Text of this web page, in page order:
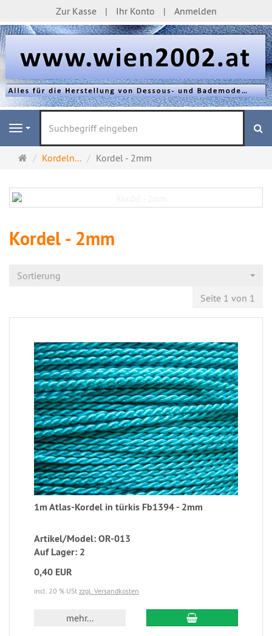
Zur Kasse Ihr Konto Anmelden
Navigation
Startseite
Kordeln... Kordel - 2mm
Kordel - 2mm
Sortierung
Seite 1 von 1
1m Atlas-Kordel in türkis Fb1394 - 2mm
Artikel/Model: OR-013
Auf Lager: 2
0,40 EUR
incl. 20 % USt zzgl. Versandkosten
mehr...